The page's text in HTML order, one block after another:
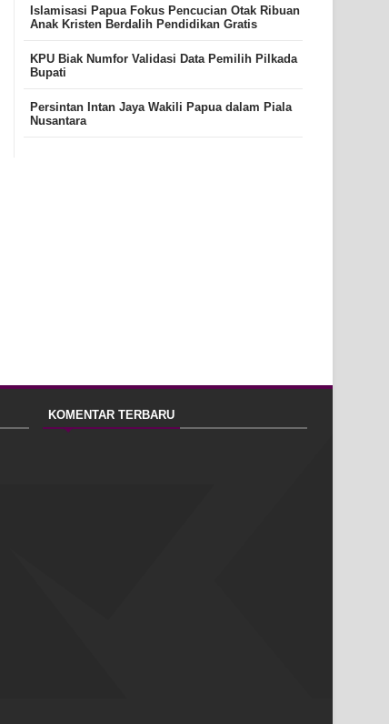
Islamisasi Papua Fokus Pencucian Otak Ribuan
Anak Kristen Berdalih Pendidikan Gratis
KPU Biak Numfor Validasi Data Pemilih Pilkada
Bupati
Persintan Intan Jaya Wakili Papua dalam Piala
Nusantara
KOMENTAR TERBARU